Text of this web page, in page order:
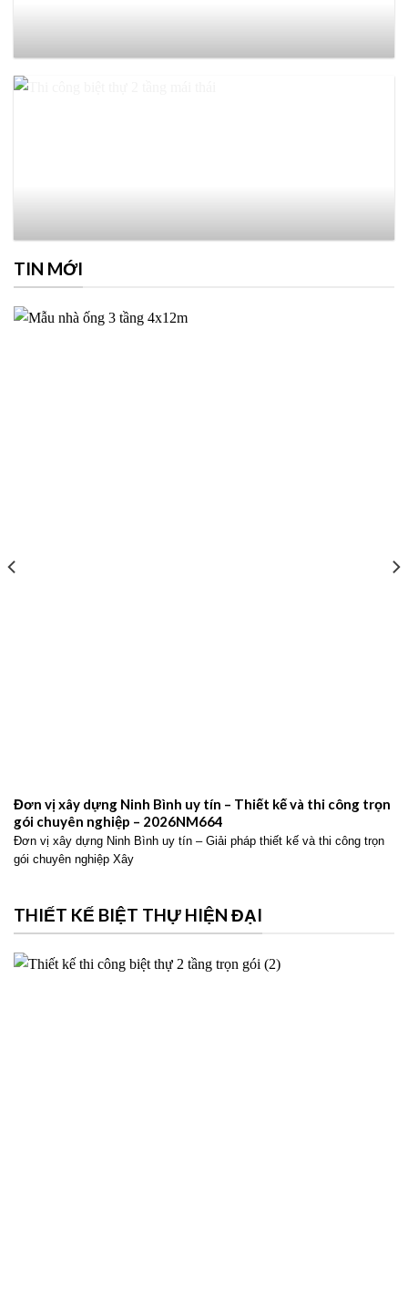
TIN MỚI
Đơn vị xây dựng Ninh Bình uy tín – Thiết kế và thi công trọn
gói chuyên nghiệp – 2026NM664
Đơn vị xây dựng Ninh Bình uy tín – Giải pháp thiết kế và thi công trọn
gói chuyên nghiệp Xây
THIẾT KẾ BIỆT THỰ HIỆN ĐẠI